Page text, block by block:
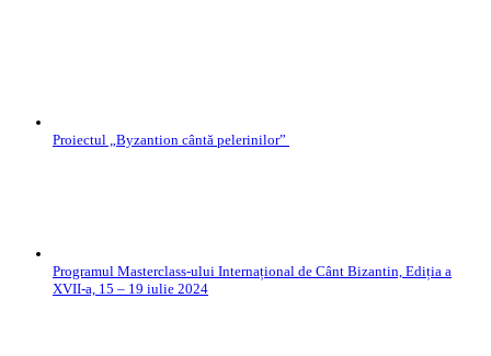
Proiectul „Byzantion cântă pelerinilor”
Programul Masterclass-ului Internațional de Cânt Bizantin, Ediția a
XVII-a, 15 – 19 iulie 2024